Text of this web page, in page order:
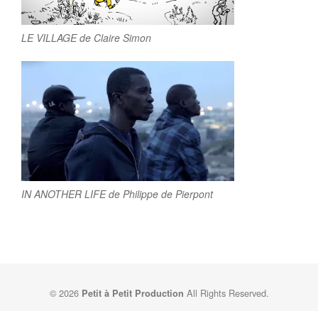
LE VILLAGE de Claire Simon
IN ANOTHER LIFE de Philippe de Pierpont
© 2026 Petit à Petit Production All Rights Reserved.